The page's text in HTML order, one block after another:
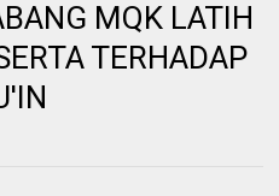
MQK LATIH
TERHADAP